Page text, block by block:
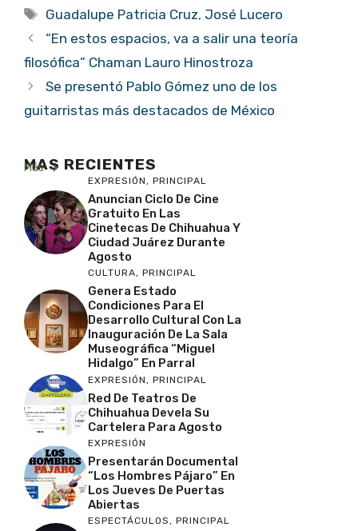
Etiquetas
Guadalupe Patricia Cruz, José Lucero
“En estos espacios, va a salir una teoría
filosófica” Chaman Lauro Hinostroza
Se presentó Pablo Gómez uno de los
guitarristas más destacados de México
MAS RECIENTES
Más
EXPRESIÓN, PRINCIPAL
Anuncian Ciclo De Cine
Gratuito En Las
Cinetecas De Chihuahua Y
Ciudad Juárez Durante
Agosto
CULTURA, PRINCIPAL
Genera Estado
Condiciones Para El
Desarrollo Cultural Con La
Inauguración De La Sala
Museográfica “Miguel
Hidalgo” En Parral
EXPRESIÓN , PRINCIPAL
Red De Teatros De
Chihuahua Devela Su
Cartelera Para Agosto
EXPRESIÓN
Presentarán Documental
“Los Hombres Pájaro” En
Los Jueves De Puertas
Abiertas
ESPECTÁCULOS, PRINCIPAL